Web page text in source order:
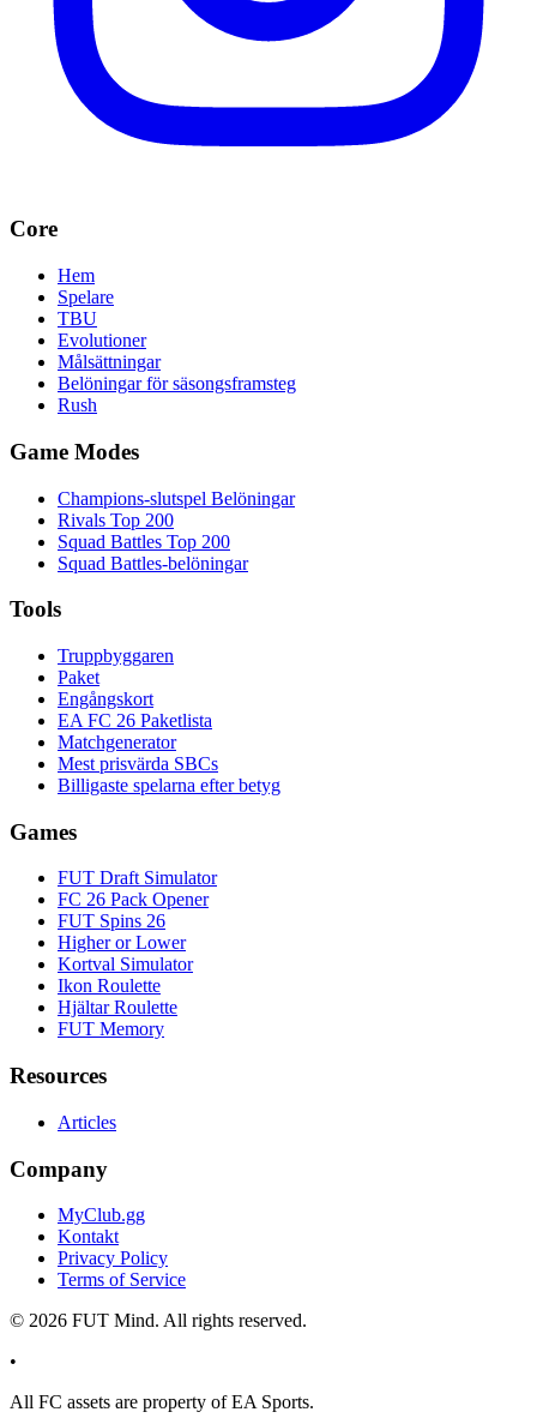
Core
Hem
Spelare
TBU
Evolutioner
Målsättningar
Belöningar för säsongsframsteg
Rush
Game Modes
Champions-slutspel Belöningar
Rivals Top 200
Squad Battles Top 200
Squad Battles-belöningar
Tools
Truppbyggaren
Paket
Engångskort
EA FC 26 Paketlista
Matchgenerator
Mest prisvärda SBCs
Billigaste spelarna efter betyg
Games
FUT Draft Simulator
FC 26 Pack Opener
FUT Spins 26
Higher or Lower
Kortval Simulator
Ikon Roulette
Hjältar Roulette
FUT Memory
Resources
Articles
Company
MyClub.gg
Kontakt
Privacy Policy
Terms of Service
© 2026 FUT Mind. All rights reserved.
•
All FC assets are property of EA Sports.